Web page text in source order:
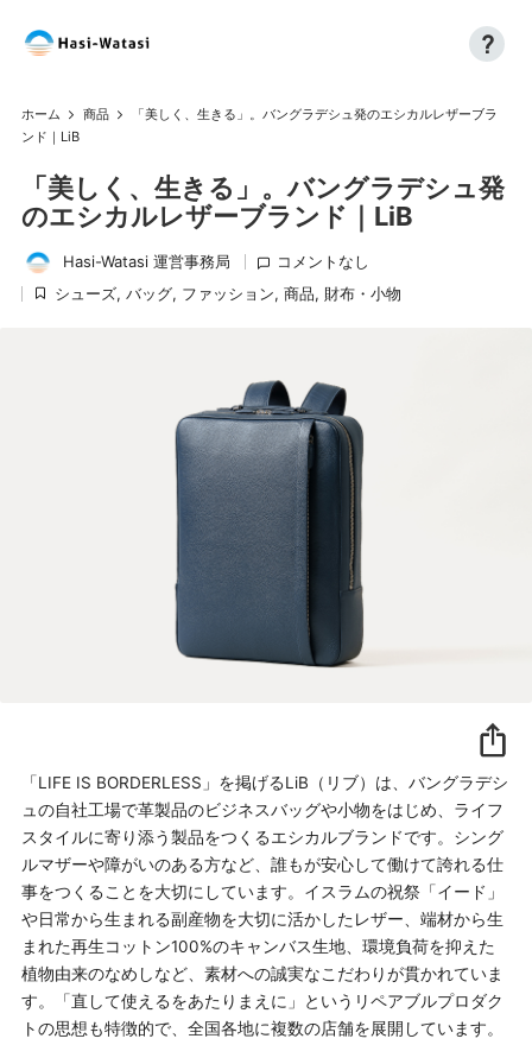
a
si
-
W
at
も、
界
も、
あ
わ
?
ホーム 商品
「美しく、生きる」。バングラデシュ発のエシカルレザーブラ
ンド｜LiB
「美しく、生きる」。バングラデシュ発
のエシカルレザーブランド｜LiB
投
稿
Hasi-Watasi 運営事務局 コメントなし
に
シューズ,バッグ, ファッション,商品, 財布・小物
「LIFE IS BORDERLESS」を掲げるLiB（リブ）は、バングラデシ
ュの自社工場で革製品のビジネスバッグや小物をはじめ、ライフ
スタイルに寄り添う製品をつくるエシカルブランドです。シング
ルマザーや障がいのある方など、誰もが安心して働けて誇れる仕
事をつくることを大切にしています。イスラムの祝祭「イード」
や日常から生まれる副産物を大切に活かしたレザー、端材から生
まれた再生コットン100%のキャンバス生地、環境負荷を抑えた
植物由来のなめしなど、素材への誠実なこだわりが貫かれていま
す。「直して使えるをあたりまえに」というリペアブルプロダク
トの思想も特徴的で、全国各地に複数の店舗を展開しています。